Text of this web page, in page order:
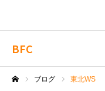
BFC
ブログ 東北WS